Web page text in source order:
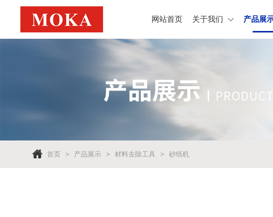
网站首页 关于我们 产品展
首页 产品展示 材料去除工具 砂纸机